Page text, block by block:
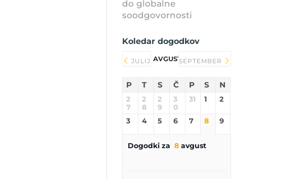
do globalne
soodgovornosti
Koledar dogodkov
JULIJ AVGUST 2026SEPTEMBER
P T S Č P S N
2
7
2
8
2
9
3
0
31 1 2
3 4 5 6 7 8 9
Dogodki za 8avgust